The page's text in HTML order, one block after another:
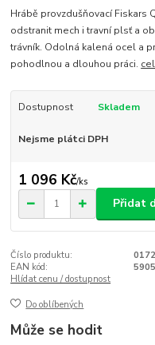
Hrábě provzdušňovací Fiskars
odstranit mech i travní plsť a
trávník. Odolná kalená ocel a
pohodlnou a dlouhou práci.
Dostupnost Skladem
Nejsme plátci DPH
1 096 Kč/ks
Přidat
Číslo produktu:
EAN kód:
Hlídat cenu / dostupnost
Do oblíbených
Může se hodit